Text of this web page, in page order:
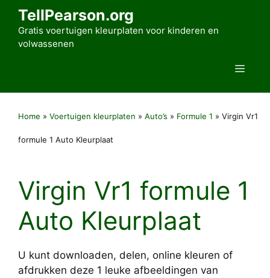
TellPearson.org
Gratis voertuigen kleurplaten voor kinderen en
volwassenen
Menu
Home » Voertuigen kleurplaten » Auto’s » Formule 1 » Virgin Vr1
formule 1 Auto Kleurplaat
Virgin Vr1 formule 1
Auto Kleurplaat
U kunt downloaden, delen, online kleuren of
afdrukken deze 1 leuke afbeeldingen van